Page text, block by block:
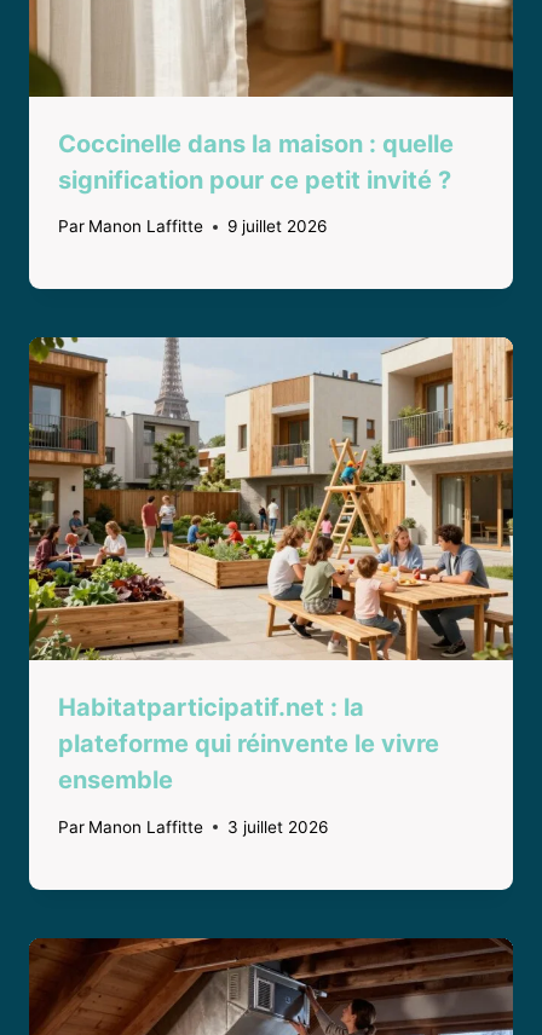
Coccinelle dans la maison : quelle
signification pour ce petit invité ?
Par Manon Laffitte 9 juillet 2026
Habitatparticipatif.net : la
plateforme qui réinvente le vivre
ensemble
Par Manon Laffitte 3 juillet 2026